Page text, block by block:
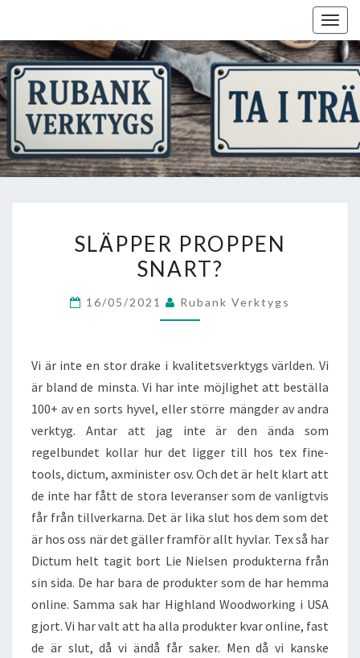
content
PROPPEN
SNART?
SLÄPPER PROPPEN
SNART?
16/05/2021 Rubank Verktygs
Vi är inte en stor drake i kvalitetsverktygs världen. Vi
är bland de minsta. Vi har inte möjlighet att beställa
100+ av en sorts hyvel, eller större mängder av andra
verktyg. Antar att jag inte är den ända som
regelbundet kollar hur det ligger till hos tex fine-
tools, dictum, axminister osv. Och det är helt klart att
de inte har fått de stora leveranser som de vanligtvis
får från tillverkarna. Det är lika slut hos dem som det
är hos oss när det gäller framför allt hyvlar. Tex så har
Dictum helt tagit bort Lie Nielsen produkterna från
sin sida. De har bara de produkter som de har hemma
online. Samma sak har Highland Woodworking i USA
gjort. Vi har valt att ha alla produkter kvar online, fast
de är slut, då vi ändå får saker. Men då vi kanske